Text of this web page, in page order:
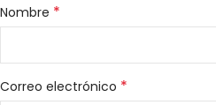
Nombre *
Correo electrónico *